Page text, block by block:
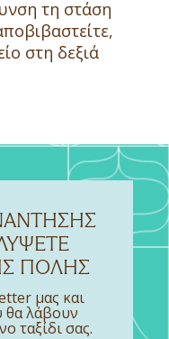
τη στάση
στη δεξιά
ΠΌΛΗΣ
μας και
θα λάβουν
ταξίδι σας.